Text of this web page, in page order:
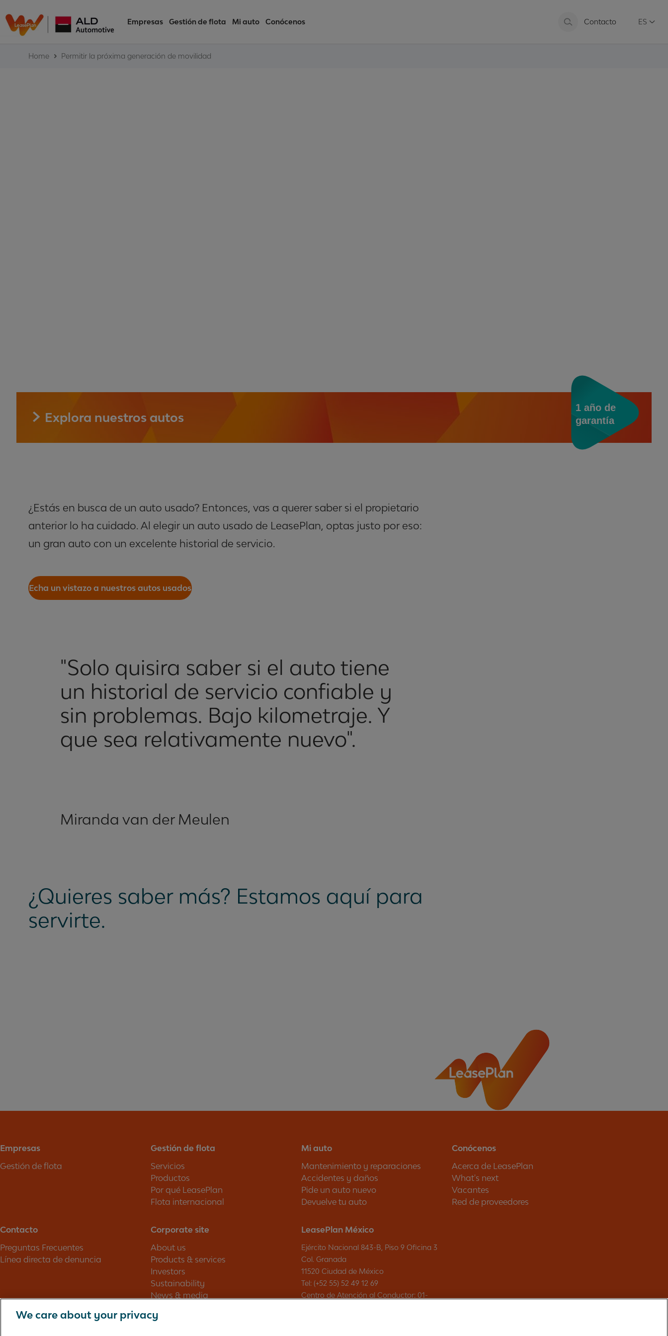
Empresas Gestión de flota Mi auto Conócenos Contacto ES
Home Permitir la próxima generación de movilidad
Explora nuestros autos
1 año de
garantía
¿Estás en busca de un auto usado? Entonces, vas a querer saber si el propietario
anterior lo ha cuidado. Al elegir un auto usado de LeasePlan, optas justo por eso:
un gran auto con un excelente historial de servicio.
Echa un vistazo a nuestros autos usados
"Solo quisira saber si el auto tiene
un historial de servicio confiable y
sin problemas. Bajo kilometraje. Y
que sea relativamente nuevo".
Miranda van der Meulen
¿Quieres saber más? Estamos aquí para
servirte.
Empresas
Gestión de flota
Gestión de flota
Servicios
Productos
Por qué LeasePlan
Flota internacional
Mi auto
Mantenimiento y reparaciones
Accidentes y daños
Pide un auto nuevo
Devuelve tu auto
Conócenos
Acerca de LeasePlan
What's next
Vacantes
Red de proveedores
Contacto
Preguntas Frecuentes
Línea directa de denuncia
Corporate site
About us
Products & services
Investors
Sustainability
News & media
Careers
LeasePlan México
Ejército Nacional 843-B, Piso 9 Oficina 3
Col. Granada
11520 Ciudad de México
Tel: (+52 55) 52 49 12 69
Centro de Atención al Conductor: 01-
We care about your privacy